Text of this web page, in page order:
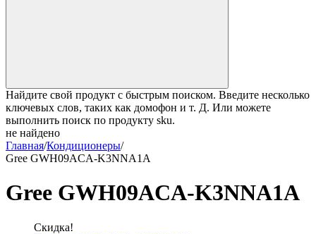
Найдите свой продукт с быстрым поиском. Введите несколько
ключевых слов, таких как домофон и т. Д. Или можете
выполнить поиск по продукту sku.
не найдено
Главная/Кондиционеры/
Gree GWH09ACA-K3NNA1A
Gree GWH09ACA-K3NNA1A
Скидка!